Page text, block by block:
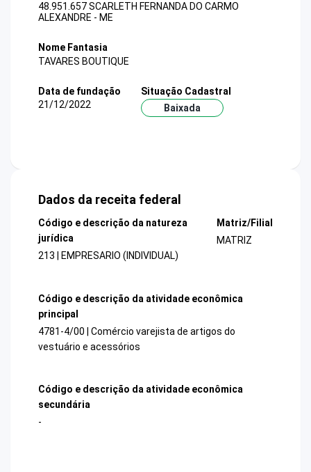
48.951.657 SCARLETH FERNANDA DO CARMO
ALEXANDRE - ME
Nome Fantasia
TAVARES BOUTIQUE
Data de fundação
21/12/2022
Situação Cadastral
Baixada
Dados da receita federal
Código e descrição da natureza
jurídica
213 | EMPRESARIO (INDIVIDUAL)
Matriz/Filial
MATRIZ
Código e descrição da atividade econômica
principal
4781-4/00 | Comércio varejista de artigos do
vestuário e acessórios
Código e descrição da atividade econômica
secundária
-